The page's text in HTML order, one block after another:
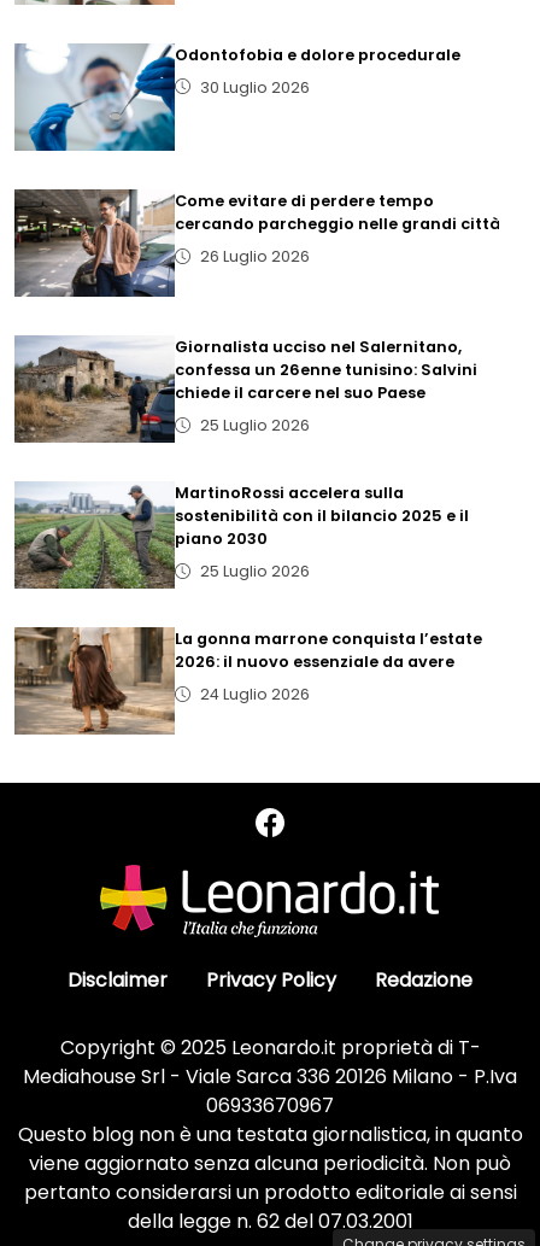
Odontofobia e dolore procedurale
30 Luglio 2026
Come evitare di perdere tempo
cercando parcheggio nelle grandi città
26 Luglio 2026
Giornalista ucciso nel Salernitano,
confessa un 26enne tunisino: Salvini
chiede il carcere nel suo Paese
25 Luglio 2026
MartinoRossi accelera sulla
sostenibilità con il bilancio 2025 e il
piano 2030
25 Luglio 2026
La gonna marrone conquista l’estate
2026: il nuovo essenziale da avere
24 Luglio 2026
Disclaimer Privacy Policy Redazione
Copyright © 2025 Leonardo.it proprietà di T-
Mediahouse Srl - Viale Sarca 336 20126 Milano - P.Iva
06933670967
Questo blog non è una testata giornalistica, in quanto
viene aggiornato senza alcuna periodicità. Non può
pertanto considerarsi un prodotto editoriale ai sensi
della legge n. 62 del 07.03.2001